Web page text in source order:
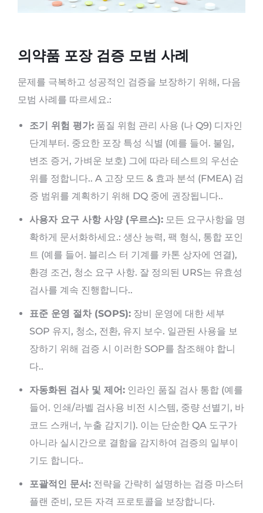
의약품 포장 검증 모범 사례
문제를 극복하고 성공적인 검증을 보장하기 위해, 다음
모범 사례를 따르세요.:
조기 위험 평가: 품질 위험 관리 사용 (나 Q9) 디자인
단계부터. 중요한 포장 특성 식별 (예를 들어. 불임,
변조 증거, 가벼운 보호) 그에 따라 테스트의 우선순
위를 정합니다.. A 고장 모드 & 효과 분석 (FMEA) 검
증 범위를 계획하기 위해 DQ 중에 권장됩니다..
사용자 요구 사항 사양 (우르스): 모든 요구사항을 명
확하게 문서화하세요.: 생산 능력, 팩 형식, 통합 포인
트 (예를 들어. 블리스 터 기계를 카톤 상자에 연결),
환경 조건, 청소 요구 사항. 잘 정의된 URS는 유효성
검사를 계속 진행합니다..
표준 운영 절차 (SOPS): 장비 운영에 대한 세부
SOP 유지, 청소, 전환, 유지 보수. 일관된 사용을 보
장하기 위해 검증 시 이러한 SOP를 참조해야 합니
다..
자동화된 검사 및 제어: 인라인 품질 검사 통합 (예를
들어. 인쇄/라벨 검사용 비전 시스템, 중량 선별기, 바
코드 스캐너, 누출 감지기). 이는 단순한 QA 도구가
아니라 실시간으로 결함을 감지하여 검증의 일부이
기도 합니다..
포괄적인 문서: 전략을 간략히 설명하는 검증 마스터
플랜 준비, 모든 자격 프로토콜을 보장합니다.